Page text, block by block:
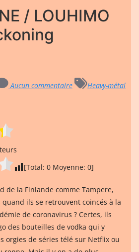
/ LOUHIMO
Aucun commentaire
Heavy-métal
[Total: 0 Moyenne: 0]
de la Finlande comme Tampere,
ils se retrouvent coincés à la
de coronavirus ? Certes, ils
des bouteilles de vodka qui y
orgies de séries télé sur Netflix ou